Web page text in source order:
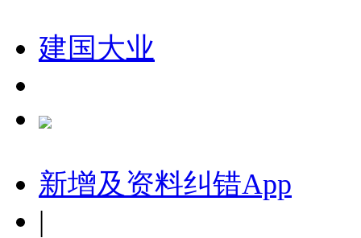
建国大业
新增及资料纠错App
|